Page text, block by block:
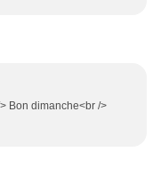
Bon dimanche<br />